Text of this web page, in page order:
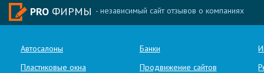
PRO ФИРМЫ - независимый сайт отзывов о компаниях
Автосалоны Банки
Пластиковые окна
Продвижение сайтов